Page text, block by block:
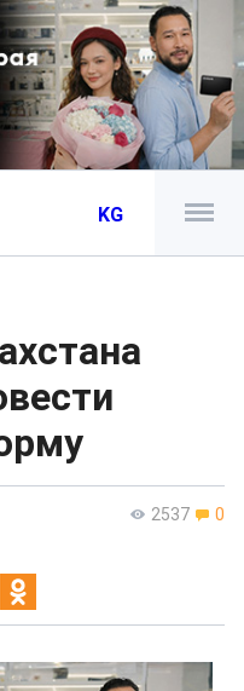
KG
2537 0